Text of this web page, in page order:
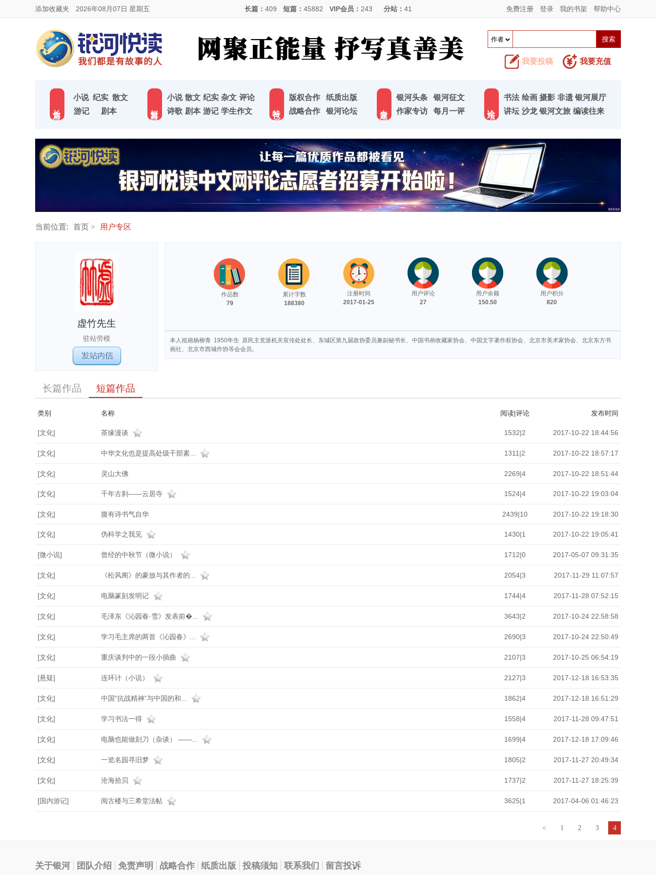
添加收藏夹 2026年08月07日 星期五 长篇： 409 短篇： 45882 VIP会员： 243 分站： 41 免费注册 登录 我的书架 帮助中心
我要投稿 我要充值
小说 纪实 散文
游记
剧本
小说 散文 纪实 杂文 评论
诗歌 剧本 游记 学生作文
版权合作
纸质出版
战略合作
银河论坛
银河头条
银河征文
作家专访
每月一评
书法 绘画 摄影 非遗 银河展厅
讲坛 沙龙 银河文旅 编读往来
当前位置: 首页 用户专区
虚竹先生
驻站劳模
作品数
79
累计字数
188380
注册时间
2017-01-25
用户评论
27
用户余额
150.50
用户积分
820
本人祖籍杨柳青 1950年生 原民主党派机关宣传处处长、东城区第九届政协委员兼副秘书长、中国书画收藏家协会、中国文字著作权协会、北京市美术家协会、北京东方书
画社、北京市西城作协等会会员。
长篇作品 短篇作品
类别 名称 阅读|评论 发布时间
[文化] 茶缘漫谈 1532|2 2017-10-22 18:44:56
[文化] 中华文化也是提高处级干部素... 1311|2 2017-10-22 18:57:17
[文化] 灵山大佛 2269|4 2017-10-22 18:51:44
[文化] 千年古刹——云居寺 1524|4 2017-10-22 19:03:04
[文化] 腹有诗书气自华 2439|10 2017-10-22 19:18:30
[文化] 伪科学之我见 1430|1 2017-10-22 19:05:41
[微小说] 曾经的中秋节（微小说） 1712|0 2017-05-07 09:31:35
[文化] 《松风阁》的豪放与其作者的... 2054|3 2017-11-29 11:07:57
[文化] 电脑篆刻发明记 1744|4 2017-11-28 07:52:15
[文化] 毛泽东《沁园春·雪》发表前�... 3643|2 2017-10-24 22:58:58
[文化] 学习毛主席的两首《沁园春》... 2690|3 2017-10-24 22:50:49
[文化] 重庆谈判中的一段小插曲 2107|3 2017-10-25 06:54:19
[悬疑] 连环计（小说） 2127|3 2017-12-18 16:53:35
[文化] 中国“抗战精神”与中国的和... 1862|4 2017-12-18 16:51:29
[文化] 学习书法一得 1558|4 2017-11-28 09:47:51
[文化] 电脑也能做刻刀（杂谈） ——... 1699|4 2017-12-18 17:09:46
[文化] 一览名园寻旧梦 1805|2 2017-11-27 20:49:34
[文化] 沧海拾贝 1737|2 2017-11-27 18:25:39
[国内游记] 阅古楼与三希堂法帖 3625|1 2017-04-06 01:46:23
< 1 2 3 4
关于银河 团队介绍 免责声明 战略合作 纸质出版 投稿须知 联系我们 留言投诉